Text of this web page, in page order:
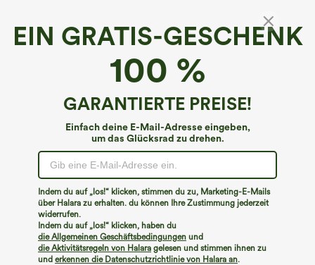
EIN GRATIS-GESCHENK
100 %
GARANTIERTE PREISE!
Einfach deine E-Mail-Adresse eingeben,
um das Glücksrad zu drehen.
Indem du auf „los!“ klicken, stimmen du zu, Marketing-E-Mails
über Halara zu erhalten. du können Ihre Zustimmung jederzeit
widerrufen.
Indem du auf „los!“ klicken, haben du
die Allgemeinen Geschäftsbedingungen und
die Aktivitätsregeln von Halara gelesen und stimmen ihnen zu
und erkennen die Datenschutzrichtlinie von Halara an.
Hohe Taille Taschen Freizeit Shorts